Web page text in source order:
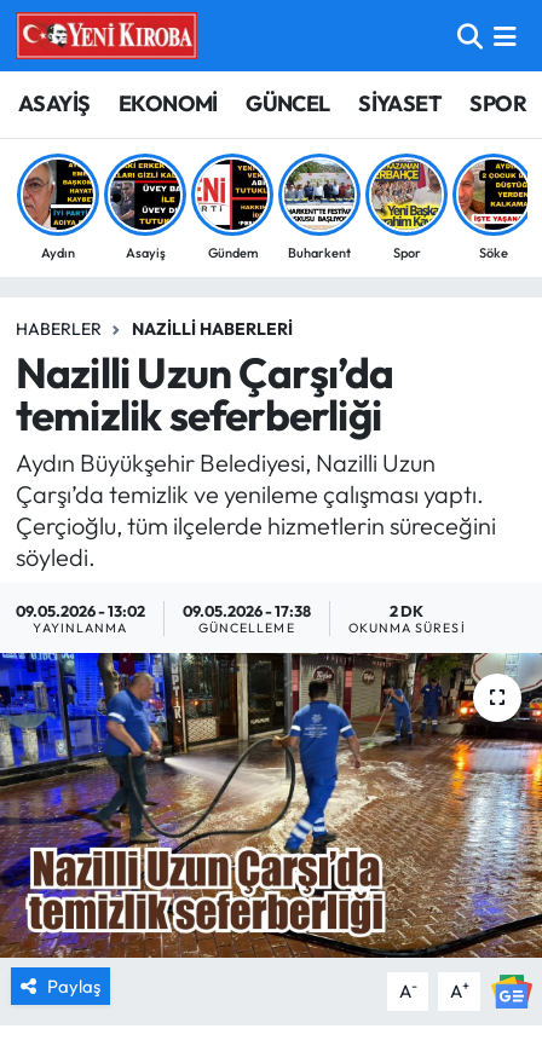
ASAYİŞ EKONOMİ GÜNCEL SİYASET SPOR
Aydın Asayiş Gündem Buharkent Spor Söke
HABERLER NAZILLI HABERLERI
Nazilli Uzun Çarşı’da
temizlik seferberliği
Aydın Büyükşehir Belediyesi, Nazilli Uzun
Çarşı’da temizlik ve yenileme çalışması yaptı.
Çerçioğlu, tüm ilçelerde hizmetlerin süreceğini
söyledi.
09.05.2026 - 13:02
YAYINLANMA
09.05.2026 - 17:38
GÜNCELLEME
2 DK
OKUNMA SÜRESI
Paylaş A- A+
ASAYİŞ
BİLİM-TEKNOLOJİ
ÇEVRE
EĞİTİM
EKONOMİ
GÜNCEL
GÜNDEM
SİYASET
SPOR
TARIM
TURİZM
YAŞAM
Aydın Nöbetçi Eczaneler
Aydın Hava Durumu
Aydin Namaz Vakitleri
Süper Lig Puan Durumu ve Fikstür
Tüm Manşetler
Son Dakika Haberleri
Haber Arşivi